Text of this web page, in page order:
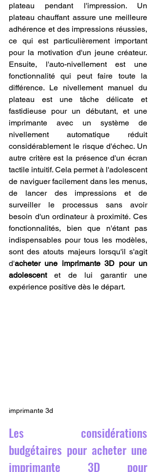
plateau pendant l'impression. Un
plateau chauffant assure une meilleure
adhérence et des impressions réussies,
ce qui est particulièrement important
pour la motivation d'un jeune créateur.
Ensuite, l'auto-nivellement est une
fonctionnalité qui peut faire toute la
différence. Le nivellement manuel du
plateau est une tâche délicate et
fastidieuse pour un débutant, et une
imprimante avec un système de
nivellement automatique réduit
considérablement le risque d'échec. Un
autre critère est la présence d'un écran
tactile intuitif. Cela permet à l'adolescent
de naviguer facilement dans les menus,
de lancer des impressions et de
surveiller le processus sans avoir
besoin d'un ordinateur à proximité. Ces
fonctionnalités, bien que n'étant pas
indispensables pour tous les modèles,
sont des atouts majeurs lorsqu'il s'agit
d'acheter une imprimante 3D pour un
adolescent et de lui garantir une
expérience positive dès le départ.
imprimante 3d
Les considérations
budgétaires pour acheter une
imprimante 3D pour